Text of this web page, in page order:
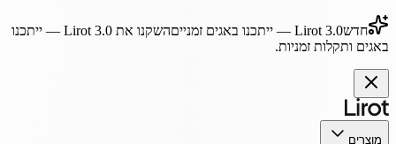
חדשLirot 3.0 — ייתכנו באגים זמנייםהשקנו את Lirot 3.0— ייתכנו
באגים ותקלות זמניות.
מוצרים